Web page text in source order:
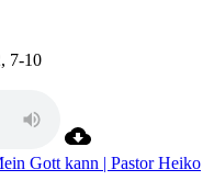
7-10
Gott kann | Pastor Heiko